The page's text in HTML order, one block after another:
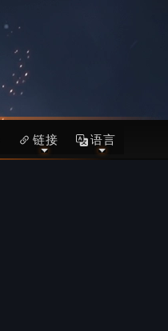
链接 语言